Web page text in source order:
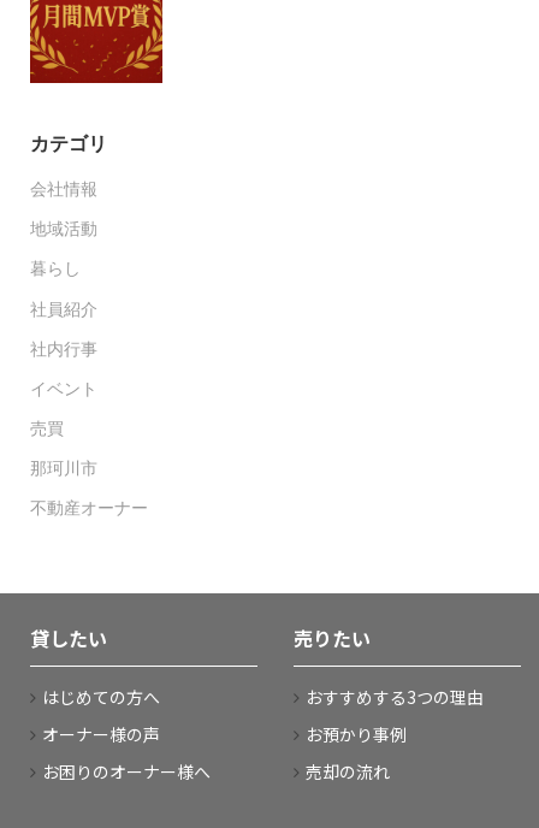
カテゴリ
会社情報
地域活動
暮らし
社員紹介
社内行事
イベント
売買
那珂川市
不動産オーナー
貸したい
はじめての方へ
オーナー様の声
お困りのオーナー様へ
売りたい
おすすめする3つの理由
お預かり事例
売却の流れ